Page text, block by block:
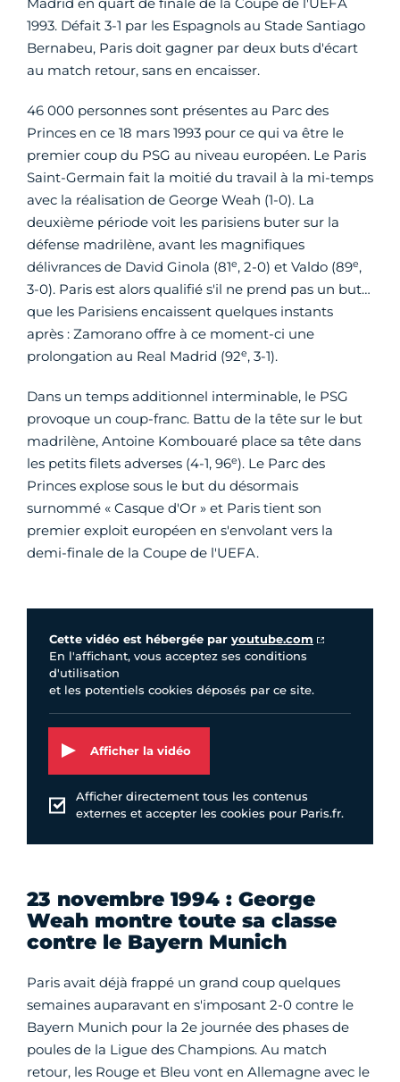
Madrid en quart de finale de la Coupe de l'UEFA
1993. Défait 3-1 par les Espagnols au Stade Santiago
Bernabeu, Paris doit gagner par deux buts d'écart
au match retour, sans en encaisser.
46 000 personnes sont présentes au Parc des
Princes en ce 18 mars 1993 pour ce qui va être le
premier coup du PSG au niveau européen. Le Paris
Saint-Germain fait la moitié du travail à la mi-temps
avec la réalisation de George Weah (1-0). La
deuxième période voit les parisiens buter sur la
défense madrilène, avant les magnifiques
délivrances de David Ginola (81e, 2-0) et Valdo (89e,
3-0). Paris est alors qualifié s'il ne prend pas un but…
que les Parisiens encaissent quelques instants
après : Zamorano offre à ce moment-ci une
prolongation au Real Madrid (92e, 3-1).
Dans un temps additionnel interminable, le PSG
provoque un coup-franc. Battu de la tête sur le but
madrilène, Antoine Kombouaré place sa tête dans
les petits filets adverses (4-1, 96e). Le Parc des
Princes explose sous le but du désormais
surnommé « Casque d'Or » et Paris tient son
premier exploit européen en s'envolant vers la
demi-finale de la Coupe de l'UEFA.
Cette vidéo est hébergée par youtube.com
En l'affichant, vous acceptez ses conditions
d'utilisation
et les potentiels cookies déposés par ce site.
Afficher la vidéo
Afficher directement tous les contenus
externes et accepter les cookies pour Paris.fr.
23 novembre 1994 : George
Weah montre toute sa classe
contre le Bayern Munich
Paris avait déjà frappé un grand coup quelques
semaines auparavant en s'imposant 2-0 contre le
Bayern Munich pour la 2e journée des phases de
poules de la Ligue des Champions. Au match
retour, les Rouge et Bleu vont en Allemagne avec le